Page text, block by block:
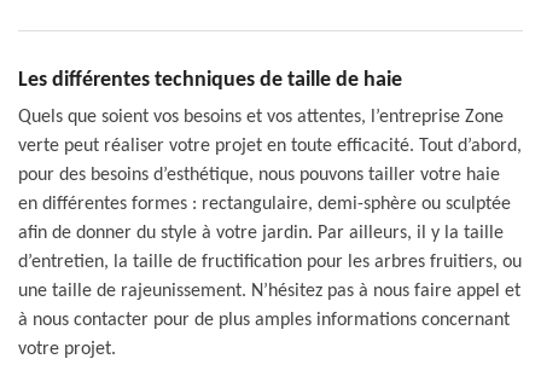
Les différentes techniques de taille de haie
Quels que soient vos besoins et vos attentes, l’entreprise Zone
verte peut réaliser votre projet en toute efficacité. Tout d’abord,
pour des besoins d’esthétique, nous pouvons tailler votre haie
en différentes formes : rectangulaire, demi-sphère ou sculptée
afin de donner du style à votre jardin. Par ailleurs, il y la taille
d’entretien, la taille de fructification pour les arbres fruitiers, ou
une taille de rajeunissement. N’hésitez pas à nous faire appel et
à nous contacter pour de plus amples informations concernant
votre projet.